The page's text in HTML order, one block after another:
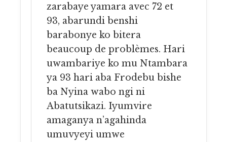
zarabaye yamara avec 72 et
93, abarundi benshi
barabonye ko bitera
beaucoup de problèmes. Hari
uwambariye ko mu Ntambara
ya 93 hari aba Frodebu bishe
ba Nyina wabo ngi ni
Abatutsikazi. Iyumvire
amaganya n’agahinda
umuvyeyi umwe